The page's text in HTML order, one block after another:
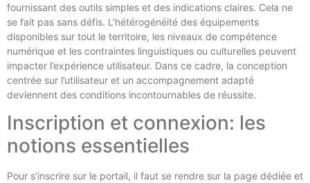
fournissant des outils simples et des indications claires. Cela ne
se fait pas sans défis. L’hétérogénéité des équipements
disponibles sur tout le territoire, les niveaux de compétence
numérique et les contraintes linguistiques ou culturelles peuvent
impacter l’expérience utilisateur. Dans ce cadre, la conception
centrée sur l’utilisateur et un accompagnement adapté
deviennent des conditions incontournables de réussite.
Inscription et connexion: les
notions essentielles
Pour s’inscrire sur le portail, il faut se rendre sur la page dédiée et